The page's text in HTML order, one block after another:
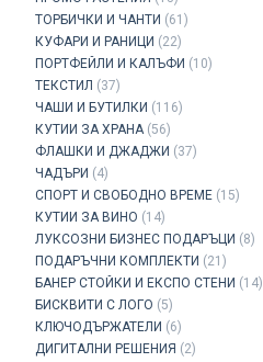
ТОРБИЧКИ И ЧАНТИ (61)
КУФАРИ И РАНИЦИ (22)
ПОРТФЕЙЛИ И КАЛЪФИ (10)
ТЕКСТИЛ (37)
ЧАШИ И БУТИЛКИ (116)
КУТИИ ЗА ХРАНА (56)
ФЛАШКИ И ДЖАДЖИ (37)
ЧАДЪРИ (4)
СПОРТ И СВОБОДНО ВРЕМЕ (15)
КУТИИ ЗА ВИНО (14)
ЛУКСОЗНИ БИЗНЕС ПОДАРЪЦИ (8)
ПОДАРЪЧНИ КОМПЛЕКТИ (21)
БАНЕР СТОЙКИ И ЕКСПО СТЕНИ (14)
БИСКВИТИ С ЛОГО (5)
КЛЮЧОДЪРЖАТЕЛИ (6)
ДИГИТАЛНИ РЕШЕНИЯ (2)